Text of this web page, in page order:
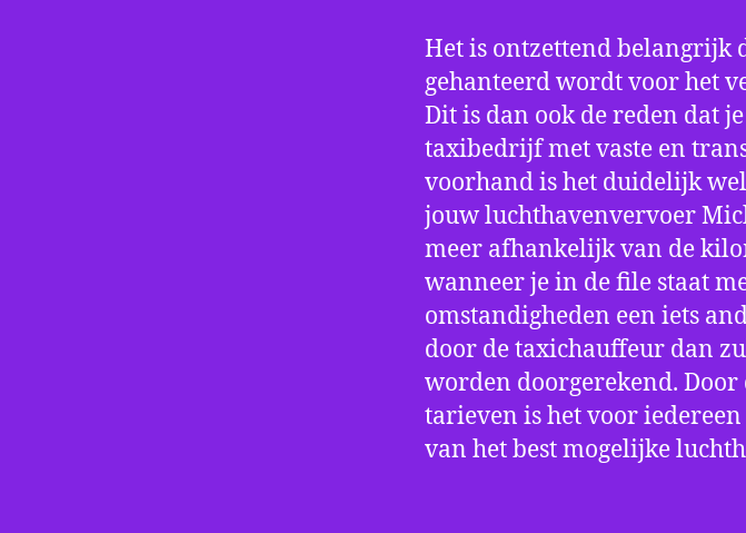
Het is ontzettend belangrijk
gehanteerd wordt voor het
Dit is dan ook de reden dat
taxibedrijf met vaste en
voorhand is het duidelijk
jouw luchthavenvervoer
meer afhankelijk van de
wanneer je in de file staat
omstandigheden een iets
door de taxichauffeur dan
worden doorgerekend. Door
tarieven is het voor
van het best mogelijke